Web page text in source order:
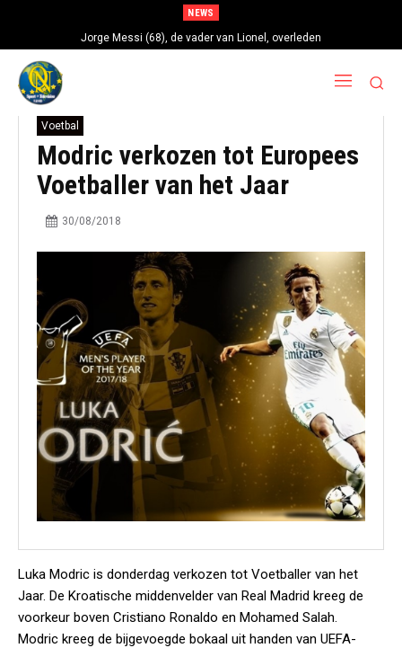
NEWS
Jorge Messi (68), de vader van Lionel, overleden
Voetbal
Modric verkozen tot Europees
Voetballer van het Jaar
30/08/2018
Luka Modric is donderdag verkozen tot Voetballer van het
Jaar. De Kroatische middenvelder van Real Madrid kreeg de
voorkeur boven Cristiano Ronaldo en Mohamed Salah.
Modric kreeg de bijgevoegde bokaal uit handen van UEFA-